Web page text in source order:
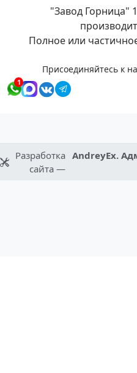
"Завод Горница"
Полное или
Присоединяйтесь к
1
Разработка
сайта —
AndreyEx.